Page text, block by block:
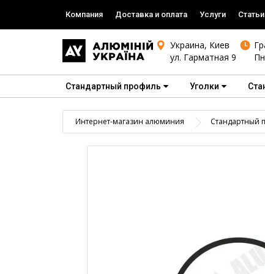
Компания Доставка и оплата Услуги Статьи
Украина, Киев
ул. Гарматная 9
Стандартный профиль Уголки
Интернет-магазин алюминия Стандартный